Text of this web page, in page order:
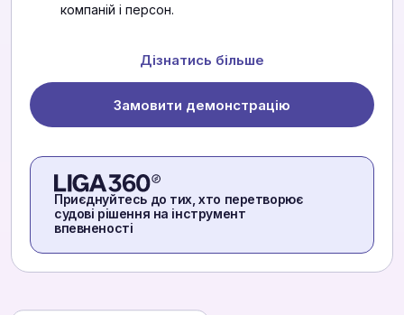
компаній і персон.
Дізнатись більше
Замовити демонстрацію
Приєднуйтесь до тих, хто перетворює
судові рішення на інструмент
впевненості